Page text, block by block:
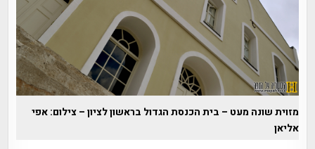
מזוית שונה מעט – בית הכנסת הגדול בראשון לציון – צילום: אפי
אליאן